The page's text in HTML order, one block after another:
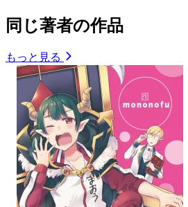
同じ著者の作品
もっと見る